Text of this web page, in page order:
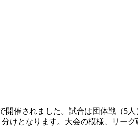
催されました。試合は団体戦（5
けとなります。大会の模様、リーグ